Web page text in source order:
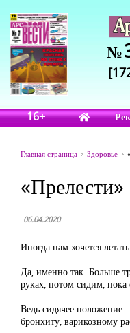
№
16+
Главная страница Здоровье
06.04.2020
Иногда нам хочется
Да, именно так. Больше
руках, потом сидим, пока
Ведь сидячее положение
бронхиту, варикозному